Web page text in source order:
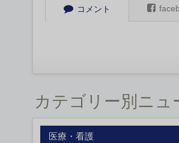
コメント
カテゴリー別ニュ
医療・看護